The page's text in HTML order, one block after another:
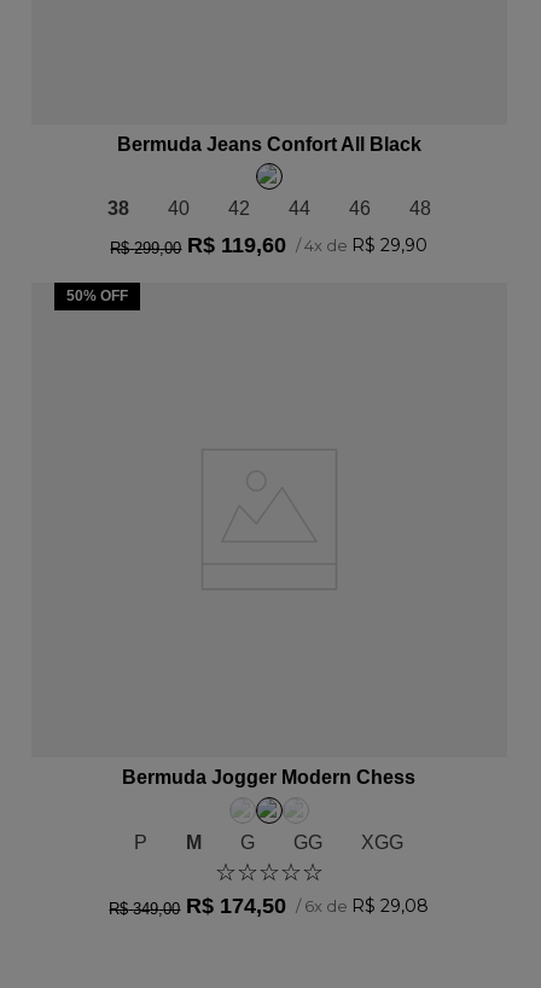
Bermuda Jeans Confort All Black
38 40 42 44 46 48
R$ 299,00 R$ 119,60 /4x de R$ 29,90
50% OFF
Bermuda Jogger Modern Chess
P M G GG XGG
☆☆☆☆☆
R$ 349,00 R$ 174,50 /6x de R$ 29,08